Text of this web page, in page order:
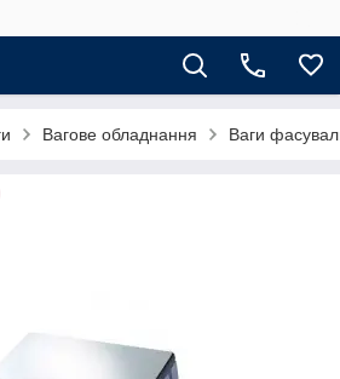
Вагове обладнання Ваги